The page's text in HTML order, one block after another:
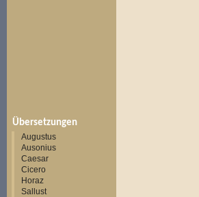
Übersetzungen
Augustus
Ausonius
Caesar
Cicero
Horaz
Sallust